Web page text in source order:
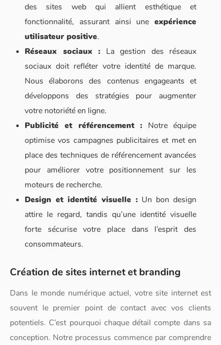
des sites web qui allient esthétique et
fonctionnalité, assurant ainsi une expérience
utilisateur positive.
Réseaux sociaux : La gestion des réseaux
sociaux doit refléter votre identité de marque.
Nous élaborons des contenus engageants et
développons des stratégies pour augmenter
votre notoriété en ligne.
Publicité et référencement : Notre équipe
optimise vos campagnes publicitaires et met en
place des techniques de référencement avancées
pour améliorer votre positionnement sur les
moteurs de recherche.
Design et identité visuelle : Un bon design
attire le regard, tandis qu’une identité visuelle
forte sécurise votre place dans l’esprit des
consommateurs.
Création de sites internet et branding
Dans le monde numérique actuel, votre site internet est
souvent le premier point de contact avec vos clients
potentiels. C’est pourquoi chaque détail compte dans sa
conception. Notre processus commence par comprendre